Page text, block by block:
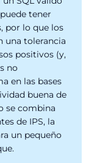
tener
por lo que los
una tolerancia
positivos (y,
no
en las bases
buena de
se combina
de IPS, la
un pequeño